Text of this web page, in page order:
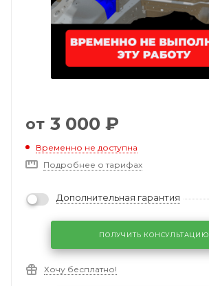
от 3 000 ₽
Временно не доступна
Подробнее о тарифах
Дополнительная гарантия
ПОЛУЧИТЬ КОНСУЛЬТАЦИЮ
Хочу бесплатно!